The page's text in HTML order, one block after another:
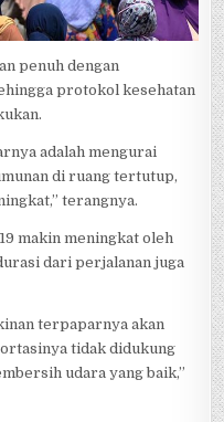
penuh dengan
protokol kesehatan
adalah mengurai
di ruang tertutup,
terangnya.
makin meningkat oleh
dari perjalanan juga
terpaparnya akan
tidak didukung
udara yang baik,”